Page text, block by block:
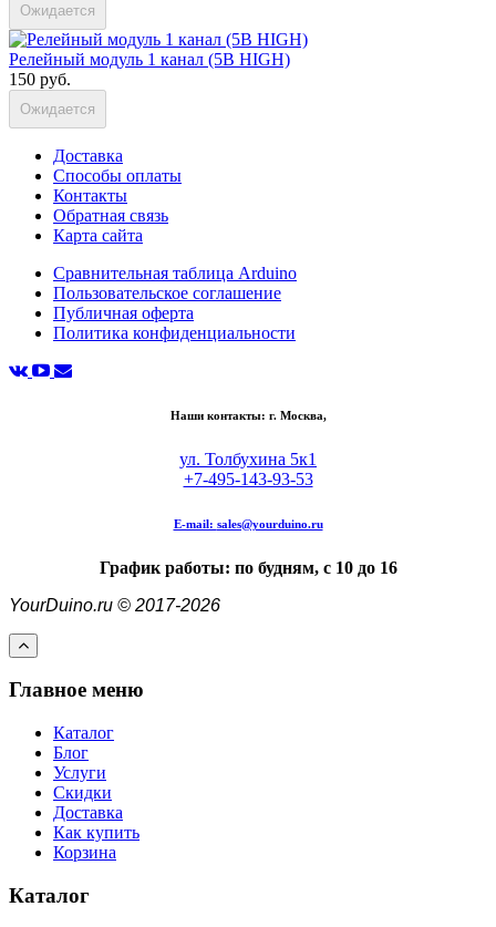
Ожидается
Релейный модуль 1 канал (5В HIGH)
150 руб.
Ожидается
Доставка
Способы оплаты
Контакты
Обратная связь
Карта сайта
Сравнительная таблица Arduino
Пользовательское соглашение
Публичная оферта
Политика конфиденциальности
Наши контакты: г. Москва,
ул. Толбухина 5к1
+7-495-143-93-53
E-mail: sales@yourduino.ru
График работы: по будням, с 10 до 16
YourDuino.ru © 2017-2026
Главное меню
Каталог
Блог
Услуги
Скидки
Доставка
Как купить
Корзина
Каталог